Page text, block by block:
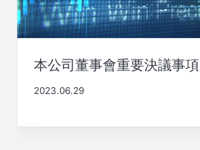
本公司董事會重要決議事項
2023.06.29